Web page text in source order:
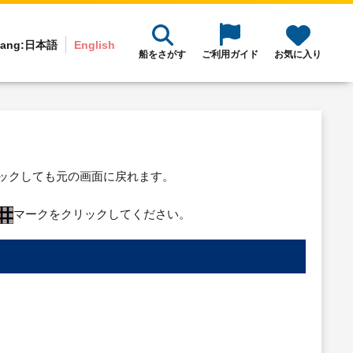
日本語 English
船をさがす ご利用ガイド お気に入り
しても元の画面に戻れます。
マークをクリックしてください。